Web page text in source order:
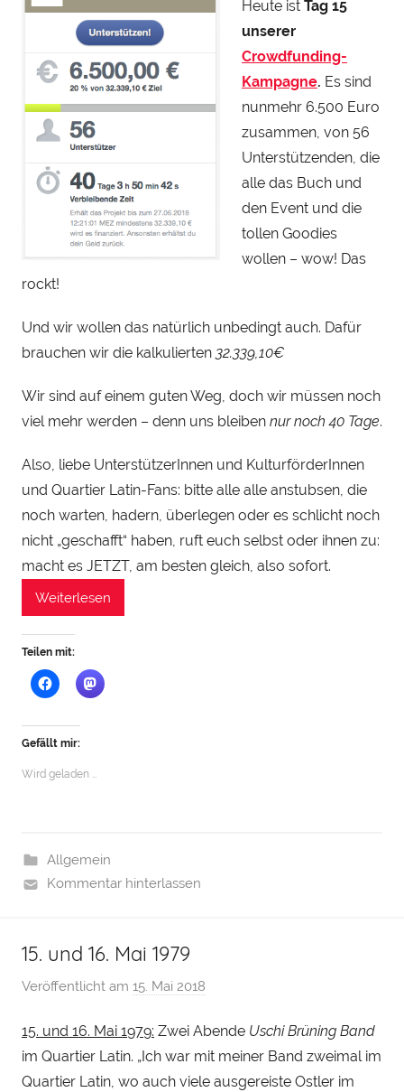
e
S
Heute ist Tag 15
unserer
Crowdfunding-
Kampagne. Es sind
nunmehr 6.500 Euro
zusammen, von 56
Unterstützenden, die
alle das Buch und
den Event und die
tollen Goodies
wollen – wow! Das
rockt!
Und wir wollen das natürlich unbedingt auch. Dafür
brauchen wir die kalkulierten 32.339,10€
Wir sind auf einem guten Weg, doch wir müssen noch
viel mehr werden – denn uns bleiben nur noch 40 Tage.
Also, liebe UnterstützerInnen und KulturförderInnen
und Quartier Latin-Fans: bitte alle alle anstubsen, die
noch warten, hadern, überlegen oder es schlicht noch
nicht „geschafft“ haben, ruft euch selbst oder ihnen zu:
macht es JETZT, am besten gleich, also sofort.
Weiterlesen
Teilen mit:
Gefällt mir:
Wird geladen …
Allgemein
Kommentar hinterlassen
15. und 16. Mai 1979
Veröffentlicht am 15. Mai 2018
n
H
e
15. und 16. Mai 1979: Zwei Abende Uschi Brüning Band
im Quartier Latin. „Ich war mit meiner Band zweimal im
Quartier Latin, wo auch viele ausgereiste Ostler im